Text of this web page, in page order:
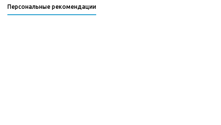
Персональные рекомендации